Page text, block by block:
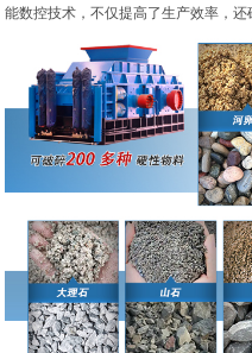
能数控技术，不仅提高了生产效率，还